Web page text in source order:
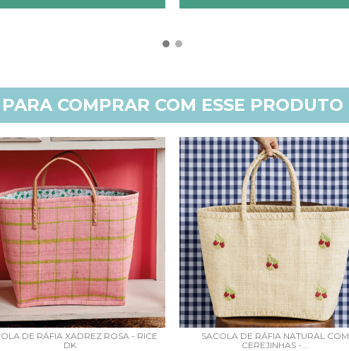
PARA COMPRAR COM ESSE PRODUTO
DE RÁFIA XADREZ ROSA - RICE
DK
SACOLA DE RÁFIA NATURAL COM
CEREJINHAS -...